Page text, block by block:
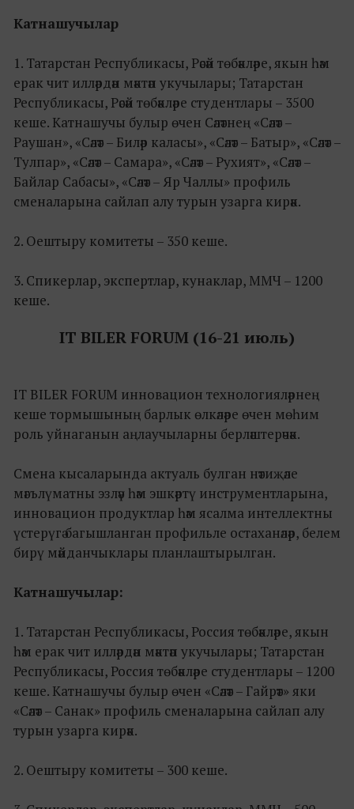
Катнашучылар
1. Татарстан Республикасы, Рәсәй төбәкләре, якын һәм
ерак чит илләрдән мәктәп укучылары; Татарстан
Республикасы, Рәсәй төбәкләре студентлары – 3500
кеше. Катнашучы булыр өчен Сәләтнең «Сәләт –
Раушан», «Сәләт – Биләр каласы», «Сәләт – Батыр», «Сәләт –
Тулпар», «Сәләт – Самара», «Сәләт – Рухият», «Сәләт –
Байлар Сабасы», «Сәләт – Яр Чаллы» профиль
сменаларына сайлап алу турын узарга кирәк.
2. Оештыру комитеты – 350 кеше.
3. Спикерлар, экспертлар, кунаклар, ММЧ – 1200
кеше.
IT BILER FORUM (16-21 июль)
IT BILER FORUM инновацион технологияләрнең
кеше тормышының барлык өлкәләре өчен мөһим
роль уйнаганын аңлаучыларны берләштерәчәк.
Смена кысаларында актуаль булган нәтиҗәле
мәгълүматны эзләү һәм эшкәртү инструментларына,
инновацион продуктлар һәм ясалма интеллектны
үстерүгә багышланган профильле остаханәләр, белем
бирү мәйданчыклары планлаштырылган.
Катнашучылар:
1. Татарстан Республикасы, Россия төбәкләре, якын
һәм ерак чит илләрдән мәктәп укучылары; Татарстан
Республикасы, Россия төбәкләре студентлары – 1200
кеше. Катнашучы булыр өчен «Сәләт – Гайрәт» яки
«Сәләт – Санак» профиль сменаларына сайлап алу
турын узарга кирәк.
2. Оештыру комитеты – 300 кеше.